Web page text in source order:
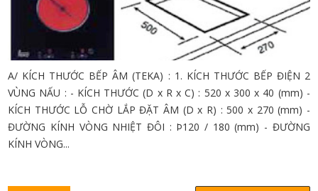
A/ KÍCH THƯỚC BẾP ÂM (TEKA) : 1. KÍCH THƯỚC BẾP ĐIỆN 2
VÙNG NẤU : - KÍCH THƯỚC (D x R x C) : 520 x 300 x 40 (mm) -
KÍCH THƯỚC LỖ CHỜ LẮP ĐẶT ÂM (D x R) : 500 x 270 (mm) -
ĐƯỜNG KÍNH VÒNG NHIỆT ĐÔI : Þ120 / 180 (mm) - ĐƯỜNG
KÍNH VÒNG...